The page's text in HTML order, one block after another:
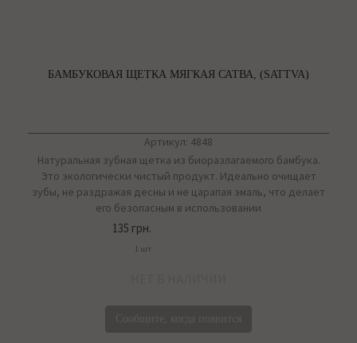
БАМБУКОВАЯ ЩЕТКА МЯГКАЯ САТВА, (SATTVA)
Артикул: 4848
Натуральная зубная щетка из биоразлагаемого бамбука.
Это экологически чистый продукт. Идеально очищает
зубы, не раздражая десны и не царапая эмаль, что делает
его безопасным в использовании
135 грн.
1 шт